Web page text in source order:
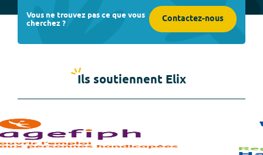
Vous ne trouvez pas ce que vous
cherchez ? Contactez-nous
Ils soutiennent Elix